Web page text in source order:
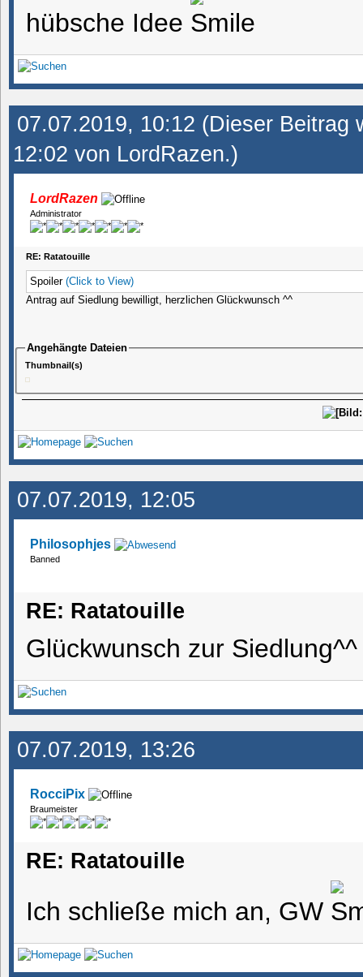
hübsche Idee
07.07.2019, 10:12 (Dieser Beitrag
12:02 von LordRazen.)
LordRazen
Administrator
RE: Ratatouille
Spoiler (Click to View)
Antrag auf Siedlung bewilligt, herzlichen Glückwunsch ^^
Angehängte Dateien
Thumbnail(s)
07.07.2019, 12:05
Philosophjes
Banned
RE: Ratatouille
Glückwunsch zur Siedlung^^
07.07.2019, 13:26
RocciPix
Braumeister
RE: Ratatouille
Ich schließe mich an, GW